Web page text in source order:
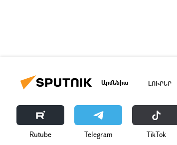
Արմենիա ԼՈՒՐԵՐ
Rutube Telegram ТikТоk